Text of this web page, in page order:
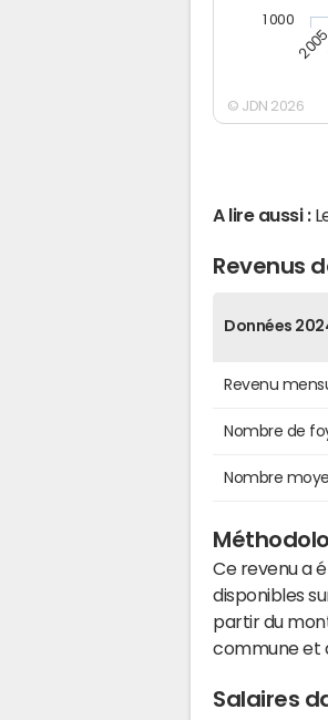
1 000
© JDN 2026
A lire aussi :
Revenus
Données
Revenu
Nombre de
Nombre
Ce revenu a
disponibles
partir du
commune et
Salaires